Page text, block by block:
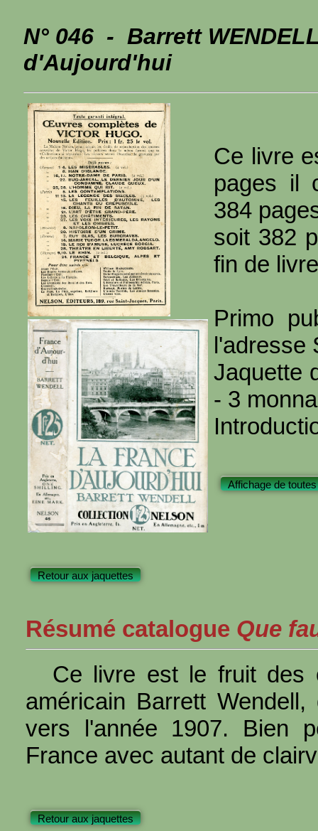
N° 046 - Barrett
d'Aujourd'hui
Ce livre
pages il
384
soit 382
fin de
Primo
l'adresse
Jaquette
- 3
Affichage de
Retour aux jaquettes
Résumé catalogue Que
Ce livre est le fruit des
américain Barrett
vers l'année 1907. Bien
France avec autant de
Retour aux jaquettes